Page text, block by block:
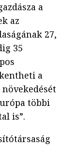
a
az
27,
35
a
többi
is”.